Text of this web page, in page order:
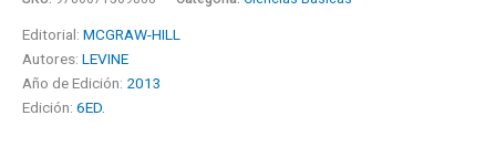
Editorial: MCGRAW-HILL
Autores: LEVINE
Año de Edición: 2013
Edición: 6ED.